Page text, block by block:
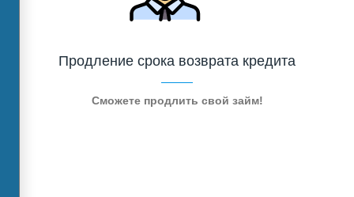
Продление срока возврата кредита
Сможете продлить свой займ!